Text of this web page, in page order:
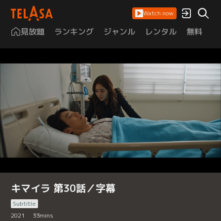
Watch now
見放題 ランキング ジャンル レンタル 無料
キマイラ 第30話／字幕
Subtitle
2021
33mins